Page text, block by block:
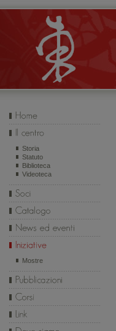
Storia
Statuto
Biblioteca
Videoteca
Mostre